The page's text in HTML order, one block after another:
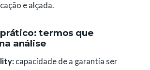
e alçada.
termos que
análise
capacidade de a garantia ser